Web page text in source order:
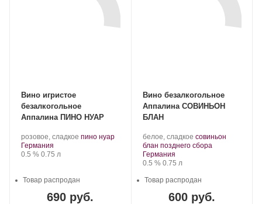
Вино игристое
безалкогольное
Аппалина ПИНО НУАР
розовое, сладкое .пино нуар.
Регион:
Германия
Крепость
0.5 %. Объем
0.75 л
690 руб.
Товар распродан
Вино безалкогольное
Аппалина СОВИНЬОН
БЛАН
белое, сладкое .
Сорт
совиньон
блан позднего сбора.
Регион:
Германия
Крепость
0.5 %. Объем
0.75 л
600 руб.
Товар распродан